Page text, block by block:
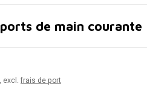
de main courante
excl. frais de port